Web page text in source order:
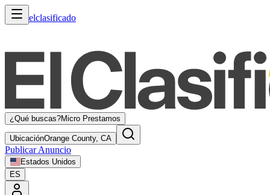
elclasificado
¿Qué buscas?Micro Prestamos
UbicaciónOrange County, CA
Publicar Anuncio
Estados Unidos
ES